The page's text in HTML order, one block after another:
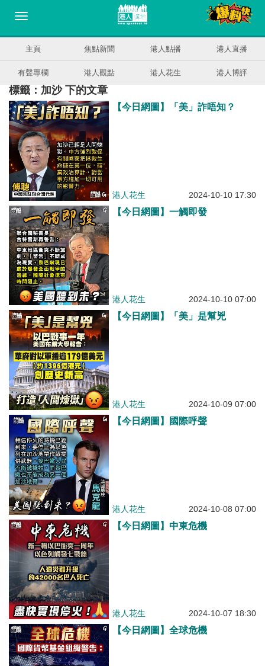
主頁 焦點新聞 港人點播 港人直播
有聲專欄 港人觀點 港人花生 港人博評
標籤：加沙 下的文章
【今日網圖】「美」詐唔知？
港人花生 2024-10-10 17:30
【今日網圖】一觸即發
港人花生 2024-10-10 07:00
【今日網圖】「美」是幫兇
港人花生 2024-10-09 07:00
【今日網圖】國際呼聲
港人花生 2024-10-08 07:00
【今日網圖】中東危機
港人花生 2024-10-07 18:30
【今日網圖】全球危機